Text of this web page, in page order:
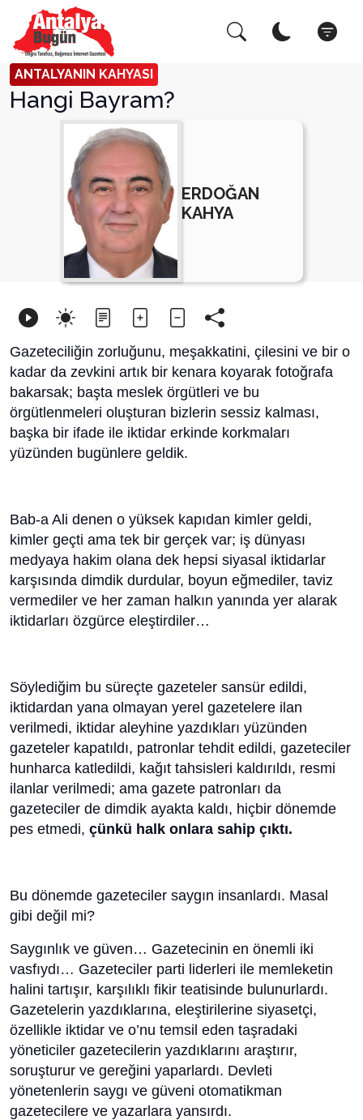
ANTALYANIN KAHYASI
Hangi Bayram?
ERDOĞAN
KAHYA
Gazeteciliğin zorluğunu, meşakkatini, çilesini ve bir o
kadar da zevkini artık bir kenara koyarak fotoğrafa
bakarsak; başta meslek örgütleri ve bu
örgütlenmeleri oluşturan bizlerin sessiz kalması,
başka bir ifade ile iktidar erkinde korkmaları
yüzünden bugünlere geldik.
Bab-a Ali denen o yüksek kapıdan kimler geldi,
kimler geçti ama tek bir gerçek var; iş dünyası
medyaya hakim olana dek hepsi siyasal iktidarlar
karşısında dimdik durdular, boyun eğmediler, taviz
vermediler ve her zaman halkın yanında yer alarak
iktidarları özgürce eleştirdiler…
Söylediğim bu süreçte gazeteler sansür edildi,
iktidardan yana olmayan yerel gazetelere ilan
verilmedi, iktidar aleyhine yazdıkları yüzünden
gazeteler kapatıldı, patronlar tehdit edildi, gazeteciler
hunharca katledildi, kağıt tahsisleri kaldırıldı, resmi
ilanlar verilmedi; ama gazete patronları da
gazeteciler de dimdik ayakta kaldı, hiçbir dönemde
pes etmedi, çünkü halk onlara sahip çıktı.
Bu dönemde gazeteciler saygın insanlardı. Masal
gibi değil mi?
Saygınlık ve güven… Gazetecinin en önemli iki
vasfıydı… Gazeteciler parti liderleri ile memleketin
halini tartışır, karşılıklı fikir teatisinde bulunurlardı.
Gazetelerin yazdıklarına, eleştirilerine siyasetçi,
özellikle iktidar ve o’nu temsil eden taşradaki
yöneticiler gazetecilerin yazdıklarını araştırır,
soruşturur ve gereğini yaparlardı. Devleti
yönetenlerin saygı ve güveni otomatikman
gazetecilere ve yazarlara yansırdı.
Arama Yap! Kapat